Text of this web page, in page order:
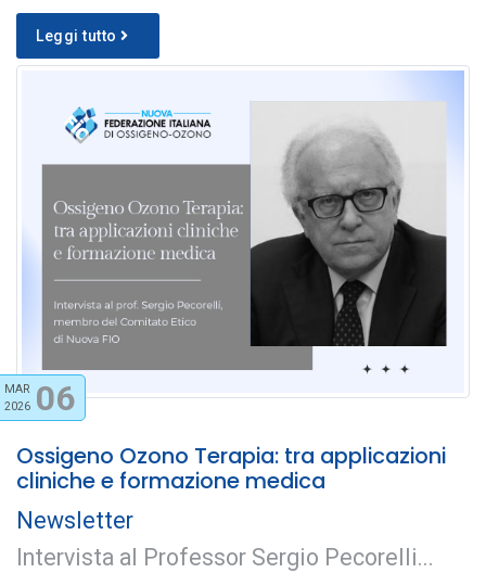
Leggi tutto
MAR
2026 06
Ossigeno Ozono Terapia: tra applicazioni
cliniche e formazione medica
Newsletter
Intervista al Professor Sergio Pecorelli...